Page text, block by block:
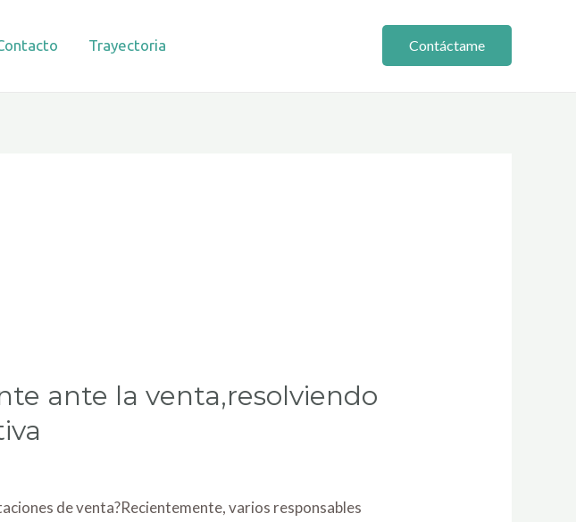
Trayectoria Contáctame
ante la venta,resolviendo
de venta?Recientemente, varios responsables